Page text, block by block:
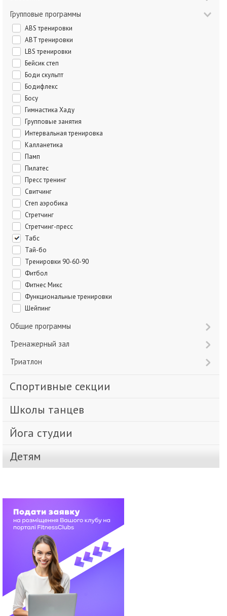
Групповые программы
ABS тренировки
ABT тренировки
LBS тренировки
Бейсик степ
Боди скульпт
Бодифлекс
Босу
Гимнастика Хаду
Групповые занятия
Интервальная тренировка
Калланетика
Памп
Пилатес
Пресс тренинг
Свитчинг
Степ аэробика
Стретчинг
Стретчинг-пресс
Табс
Тай-бо
Тренировки 90-60-90
Фитбол
Фитнес Микс
Функциональные тренировки
Шейпинг
Общие программы
Тренажерный зал
Триатлон
Спортивные секции
Школы танцев
Йога студии
Детям